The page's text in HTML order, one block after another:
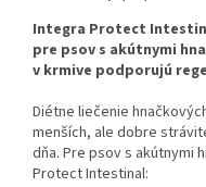
Integra Protect
pre psov s akútnymi
v krmive podporujú
Diétne liečenie
menších, ale dobre
dňa. Pre psov s akútnymi
Protect Intestinal: